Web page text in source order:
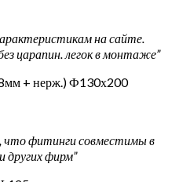
на сайте.
царапин. легок в монтаже”
+ нерж.) Ф130х200
что фитинги совместимы в
других фирм”